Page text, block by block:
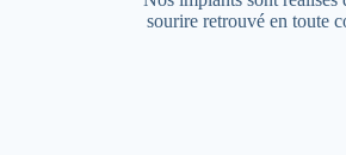
sourire retrouvé en toute